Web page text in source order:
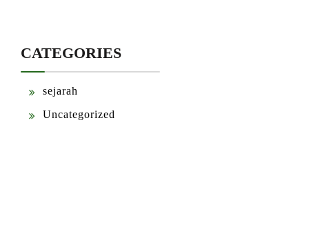
CATEGORIES
sejarah
Uncategorized